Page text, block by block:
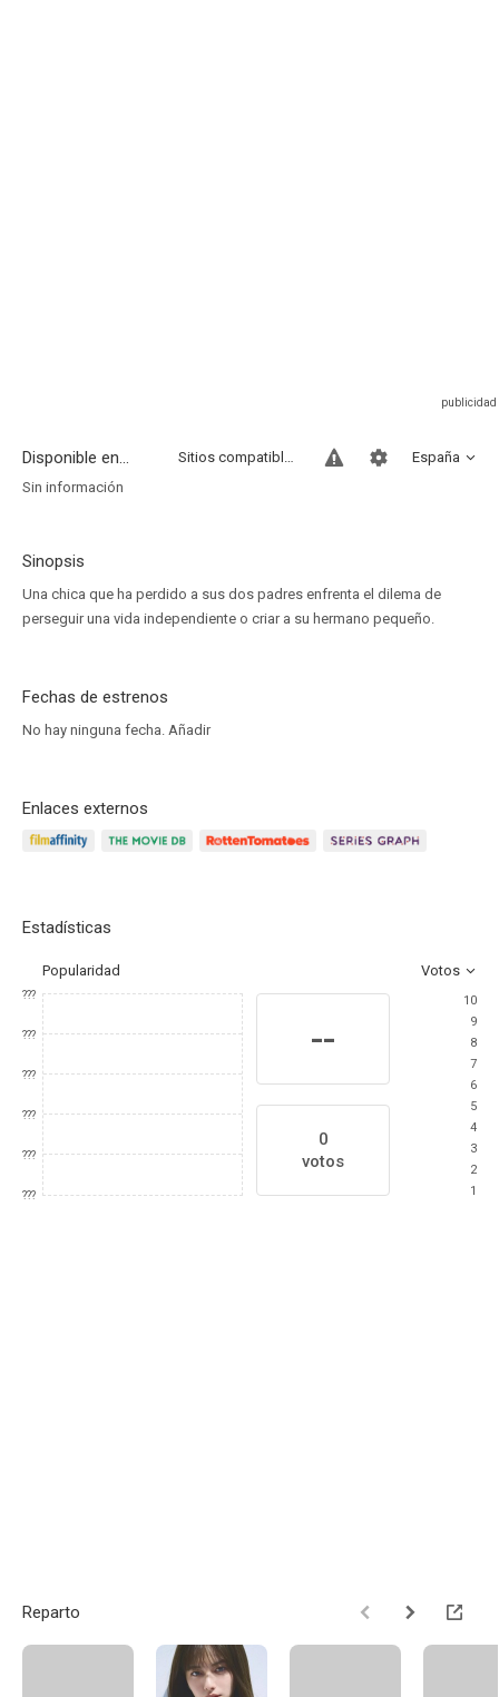
Disponible en... España
Sitios compatibles
Sin información
Sinopsis
Una chica que ha perdido a sus dos padres enfrenta el dilema de
perseguir una vida independiente o criar a su hermano pequeño.
Fechas de estrenos
No hay ninguna fecha. Añadir
Enlaces externos
Estadísticas
Popularidad Votos
???
???
???
???
???
???
--
0
votos
10
9
8
7
6
5
4
3
2
1
Reparto